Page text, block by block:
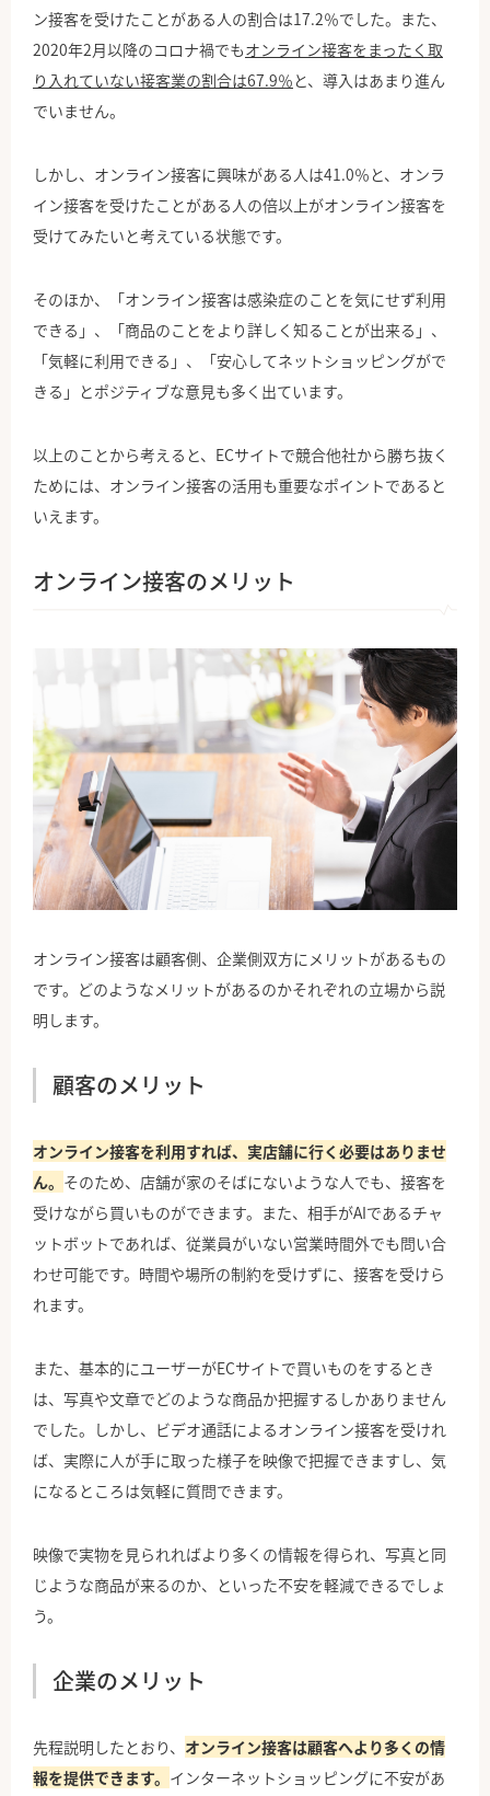
ン接客を受けたことがある人の割合は17.2％でした。また、
2020年2月以降のコロナ禍でもオンライン接客をまったく取
り入れていない接客業の割合は67.9％ と、導入はあまり進ん
でいません。
しかし、オンライン接客に興味がある人は41.0％と、オンラ
イン接客を受けたことがある人の倍以上がオンライン接客を
受けてみたいと考えている状態です。
そのほか、「オンライン接客は感染症のことを気にせず利用
できる」、「商品のことをより詳しく知ることが出来る」、
「気軽に利用できる」、「安心してネットショッピングがで
きる」とポジティブな意見も多く出ています。
以上のことから考えると、ECサイトで競合他社から勝ち抜く
ためには、オンライン接客の活用も重要なポイントであると
いえます。
オンライン接客のメリット
オンライン接客は顧客側、企業側双方にメリットがあるもの
です。どのようなメリットがあるのかそれぞれの立場から説
明します。
顧客のメリット
オンライン接客を利用すれば、実店舗に行く必要はありませ
ん。 そのため、店舗が家のそばにないような人でも、接客を
受けながら買いものができます。また、相手がAIであるチャ
ットボットであれば、従業員がいない営業時間外でも問い合
わせ可能です。時間や場所の制約を受けずに、接客を受けら
れます。
また、基本的にユーザーがECサイトで買いものをするとき
は、写真や文章でどのような商品か把握するしかありません
でした。しかし、ビデオ通話によるオンライン接客を受けれ
ば、実際に人が手に取った様子を映像で把握できますし、気
になるところは気軽に質問できます。
映像で実物を見られればより多くの情報を得られ、写真と同
じような商品が来るのか、といった不安を軽減できるでしょ
う。
企業のメリット
先程説明したとおり、 オンライン接客は顧客へより多くの情
報を提供できます。 インターネットショッピングに不安があ